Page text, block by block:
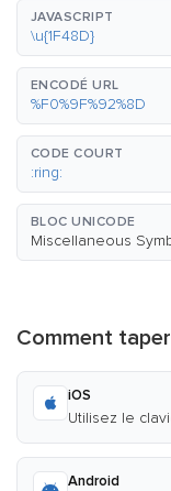
JAVASCRIPT
\u{1F48D}
ENCODÉ URL
%F0%9F%92%8D
CODE COURT
:ring:
BLOC UNICODE
Miscellaneous
Comment
iOS
Utilisez le
Android